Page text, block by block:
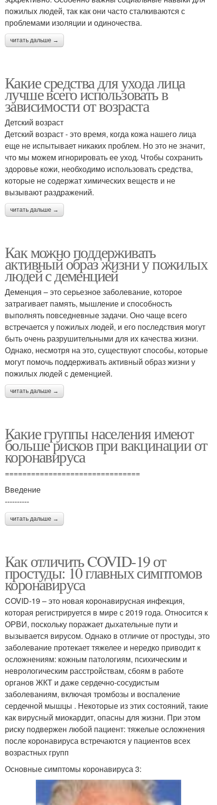
пожилых людей, так как они часто сталкиваются с
проблемами изоляции и одиночества.
читать дальше →
Какие средства для ухода лица
лучше всего использовать в
зависимости от возраста
Детский возраст
Детский возраст - это время, когда кожа нашего лица
еще не испытывает никаких проблем. Но это не значит,
что мы можем игнорировать ее уход. Чтобы сохранить
здоровье кожи, необходимо использовать средства,
которые не содержат химических веществ и не
вызывают раздражений.
читать дальше →
Как можно поддерживать
активный образ жизни у пожилых
людей с деменцией
Деменция – это серьезное заболевание, которое
затрагивает память, мышление и способность
выполнять повседневные задачи. Оно чаще всего
встречается у пожилых людей, и его последствия могут
быть очень разрушительными для их качества жизни.
Однако, несмотря на это, существуют способы, которые
могут помочь поддерживать активный образ жизни у
пожилых людей с деменцией.
читать дальше →
Какие группы населения имеют
больше рисков при вакцинации от
коронавируса
===============================
Введение
----------
читать дальше →
Как отличить COVID-19 от
простуды: 10 главных симптомов
коронавируса
COVID-19 – это новая коронавирусная инфекция,
которая регистрируется в мире с 2019 года. Относится к
ОРВИ, поскольку поражает дыхательные пути и
вызывается вирусом. Однако в отличие от простуды, это
заболевание протекает тяжелее и нередко приводит к
осложнениям: кожным патологиям, психическим и
неврологическим расстройствам, сбоям в работе
органов ЖКТ и даже сердечно-сосудистым
заболеваниям, включая тромбозы и воспаление
сердечной мышцы . Некоторые из этих состояний, такие
как вирусный миокардит, опасны для жизни. При этом
риску подвержен любой пациент: тяжелые осложнения
после коронавируса встречаются у пациентов всех
возрастных групп
Основные симптомы коронавируса 3: